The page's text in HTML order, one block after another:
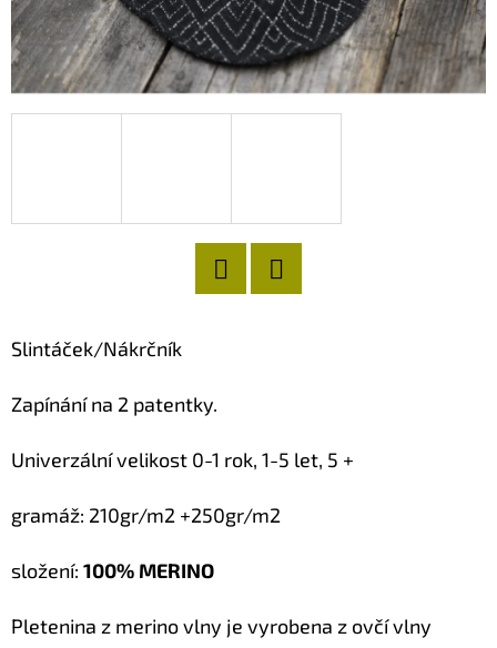
Slintáček/Nákrčník
Zapínání na 2 patentky.
Univerzální velikost 0-1 rok, 1-5 let, 5 +
gramáž: 210gr/m2 +250gr/m2
složení: 100% MERINO
Pletenina z merino vlny je vyrobena z ovčí vlny
O
R
U
Č
M